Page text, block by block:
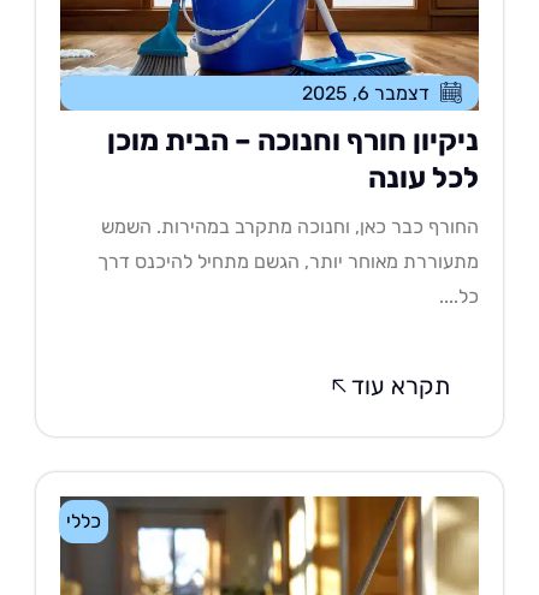
דצמבר 6, 2025
חורף וחנוכה – הבית מוכן
עונה
כבר כאן, וחנוכה מתקרב במהירות. השמש
מאוחר יותר, הגשם מתחיל להיכנס דרך
תקרא עוד
כללי